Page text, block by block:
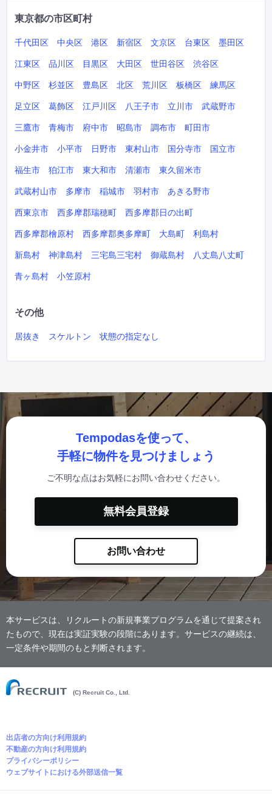
東京都の市区町村
千代田区 中央区 港区 新宿区 文京区 台東区 墨田区
江東区 品川区 目黒区 大田区 世田谷区 渋谷区
中野区 杉並区 豊島区 北区 荒川区 板橋区 練馬区
足立区 葛飾区 江戸川区 八王子市 立川市 武蔵野市
三鷹市 青梅市 府中市 昭島市 調布市 町田市
小金井市 小平市 日野市 東村山市 国分寺市 国立市
福生市 狛江市 東大和市 清瀬市 東久留米市
武蔵村山市 多摩市 稲城市 羽村市 あきる野市
西東京市 西多摩郡瑞穂町 西多摩郡日の出町
西多摩郡檜原村 西多摩郡奥多摩町 大島町 利島村
新島村 神津島村 三宅島三宅村 御蔵島村 八丈島八丈町
青ヶ島村 小笠原村
その他
居抜き スケルトン 状態の指定なし
Tempodasを使って、
手軽に物件を見つけましょう
ご不明な点はお気軽にお問い合わせください。
無料会員登録
お問い合わせ
本サービスは、リクルートの新規事業プログラムを通じて提案され
たもので、現在は実証実験の段階にあります。サービスの継続は、
一定条件や期間のもと判断されます。
(C) Recruit Co., Ltd.
出店者の方向け利用規約
不動産の方向け利用規約
プライバシーポリシー
ウェブサイトにおける外部送信一覧